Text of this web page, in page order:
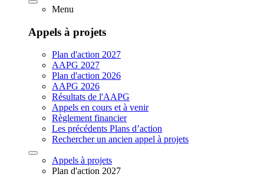
Menu
Appels à projets
Plan d'action 2027
AAPG 2027
Plan d'action 2026
AAPG 2026
Résultats de l'AAPG
Appels en cours et à venir
Règlement financier
Les précédents Plans d’action
Rechercher un ancien appel à projets
Appels à projets
Plan d'action 2027